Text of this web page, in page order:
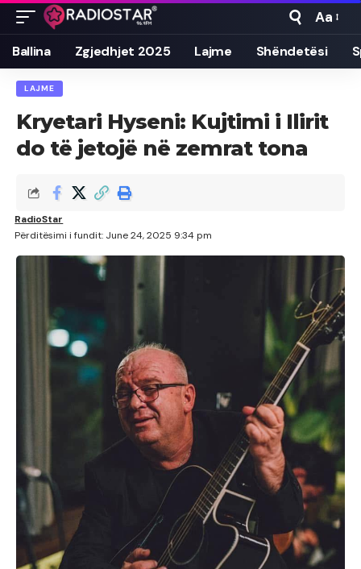
Font
Resizer
Aa
Ballina Zgjedhjet 2025 Lajme Shëndetësi
LAJME
Kryetari Hyseni: Kujtimi i Ilirit
do të jetojë në zemrat tona
Përditësimi i fundit: June 24, 2025 9:34 pm
RadioStar